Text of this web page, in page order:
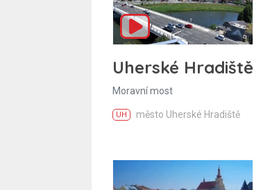
Uherské Hradiště
Moravní most
UH město Uherské Hradiště